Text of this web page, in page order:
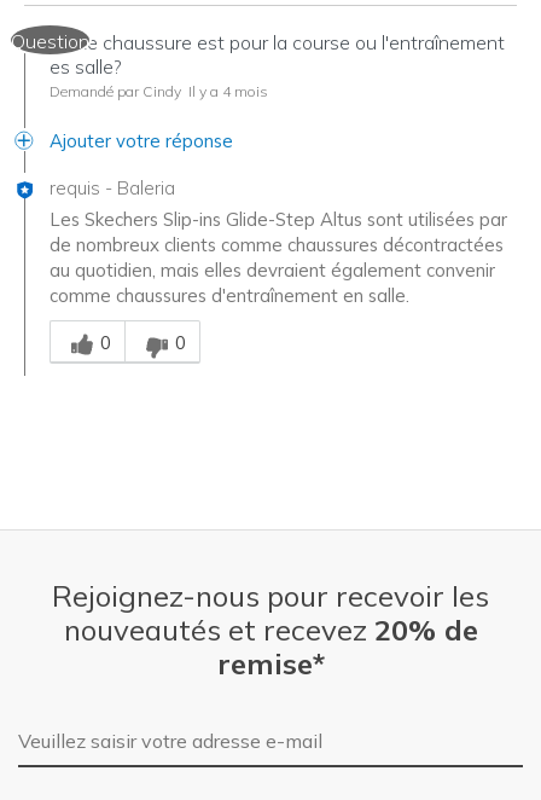
QuestionCette chaussure est pour la course ou l'entraînement
es salle?
Demandé par Cindy Il y a 4 mois
Ajouter votre réponse
requis - Baleria
Les Skechers Slip-ins Glide-Step Altus sont utilisées par
de nombreux clients comme chaussures décontractées
au quotidien, mais elles devraient également convenir
comme chaussures d'entraînement en salle.
Chinois
0
0
Rejoignez-nous pour recevoir les
nouveautés et recevez 20% de
remise*
Adresse e-mail